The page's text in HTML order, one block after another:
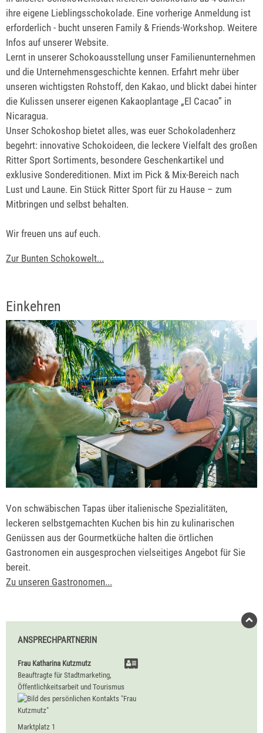
ihre eigene Lieblingsschokolade. Eine vorherige Anmeldung ist
erforderlich - bucht unseren Family & Friends-Workshop. Weitere
Infos auf unserer Website.
Lernt in unserer Schokoausstellung unser Familienunternehmen
und die Unternehmensgeschichte kennen. Erfahrt mehr über
unseren wichtigsten Rohstoff, den Kakao, und blickt dabei hinter
die Kulissen unserer eigenen Kakaoplantage „El Cacao” in
Nicaragua.
Unser Schokoshop bietet alles, was euer Schokoladenherz
begehrt: innovative Schokoideen, die leckere Vielfalt des großen
Ritter Sport Sortiments, besondere Geschenkartikel und
exklusive Sondereditionen. Mixt im Pick & Mix-Bereich nach
Lust und Laune. Ein Stück Ritter Sport für zu Hause – zum
Mitbringen und selbst behalten.
Wir freuen uns auf euch.
Zur Bunten Schokowelt...
Einkehren
Von schwäbischen Tapas über italienische Spezialitäten,
leckeren selbstgemachten Kuchen bis hin zu kulinarischen
Genüssen aus der Gourmetküche halten die örtlichen
Gastronomen ein ausgesprochen vielseitiges Angebot für Sie
bereit.
Zu unseren Gastronomen...
ANSPRECHPARTNERIN
Frau Katharina Kutzmutz
Beauftragte für Stadtmarketing,
Öffentlichkeitsarbeit und Tourismus
Marktplatz 1